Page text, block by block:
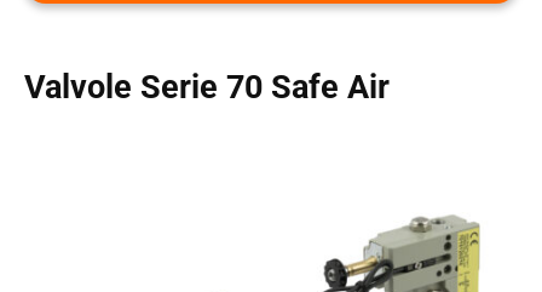
Valvole Serie 70 Safe Air